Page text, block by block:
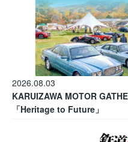
2026.08.03
KARUIZAWA MOTOR
「Heritage to Future」